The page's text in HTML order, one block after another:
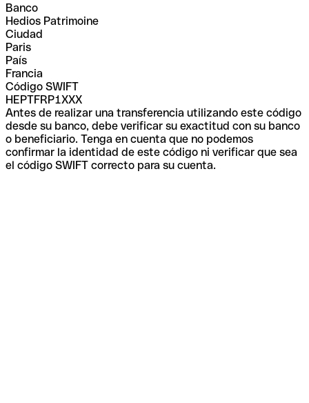
Banco
Hedios Patrimoine
Ciudad
Paris
País
Francia
Código SWIFT
HEPTFRP1XXX
Antes de realizar una transferencia utilizando este código
desde su banco, debe verificar su exactitud con su banco
o beneficiario. Tenga en cuenta que no podemos
confirmar la identidad de este código ni verificar que sea
el código SWIFT correcto para su cuenta.